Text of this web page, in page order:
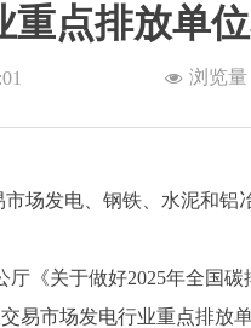
重点排放单
场发电、钢铁、水泥和铝
关于做好2025年全国碳
易市场发电行业重点排
넶 浏览量